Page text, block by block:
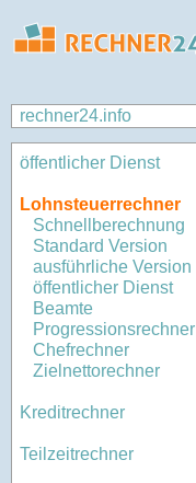
rechner24.info
öffentlicher Dienst
Lohnsteuerrechner
Schnellberechnung
Standard Version
ausführliche Version
öffentlicher Dienst
Beamte
Progressionsrechner
Chefrechner
Zielnettorechner
Kreditrechner
Teilzeitrechner